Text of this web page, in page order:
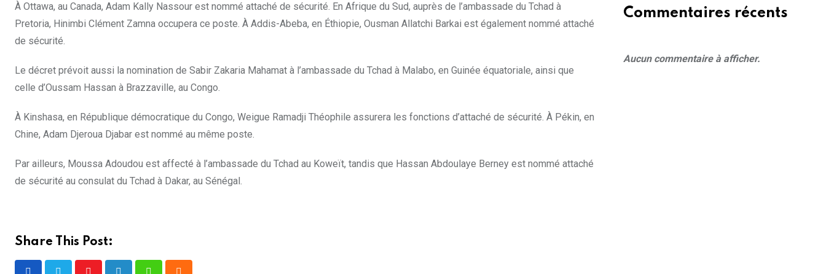
À Ottawa, au Canada, Adam Kally Nassour est nommé attaché de sécurité. En Afrique du Sud, auprès de l’ambassade du Tchad à
Pretoria, Hinimbi Clément Zamna occupera ce poste. À Addis-Abeba, en Éthiopie, Ousman Allatchi Barkai est également nommé attaché
de sécurité.
Le décret prévoit aussi la nomination de Sabir Zakaria Mahamat à l’ambassade du Tchad à Malabo, en Guinée équatoriale, ainsi que
celle d’Oussam Hassan à Brazzaville, au Congo.
À Kinshasa, en République démocratique du Congo, Weigue Ramadji Théophile assurera les fonctions d’attaché de sécurité. À Pékin, en
Chine, Adam Djeroua Djabar est nommé au même poste.
Par ailleurs, Moussa Adoudou est affecté à l’ambassade du Tchad au Koweït, tandis que Hassan Abdoulaye Berney est nommé attaché
de sécurité au consulat du Tchad à Dakar, au Sénégal.
Share This Post:
Commentaires récents
Aucun commentaire à afficher.